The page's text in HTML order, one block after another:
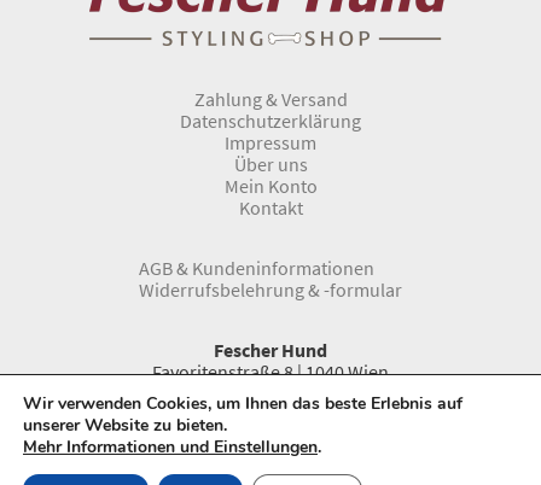
Zahlung & Versand
Datenschutzerklärung
Impressum
Über uns
Mein Konto
Kontakt
AGB & Kundeninformationen
Widerrufsbelehrung & -formular
Fescher Hund
Favoritenstraße 8 | 1040 Wien
Telefon:
0043 1 966 33 66
www.fescherhund.at
E-Mail:info@fescherhund.at
Wir verwenden Cookies, um Ihnen das beste Erlebnis auf
unserer Website zu bieten.
Mehr Informationen und Einstellungen.